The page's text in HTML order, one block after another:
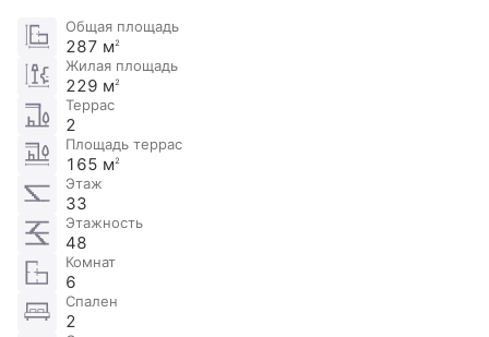
Общая площадь
287 м2
Жилая площадь
229 м2
Террас
2
Площадь террас
165 м2
Этаж
33
Этажность
48
Комнат
6
Спален
2